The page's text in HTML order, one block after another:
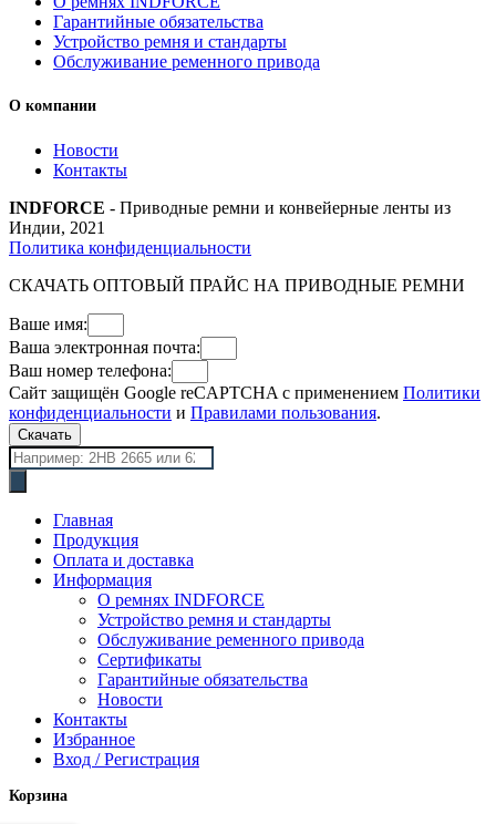
Гарантийные обязательства
Устройство ремня и стандарты
Обслуживание ременного привода
О компании
Новости
Контакты
INDFORCE - Приводные ремни и конвейерные ленты из
Индии, 2021
Политика конфиденциальности
СКАЧАТЬ ОПТОВЫЙ ПРАЙС НА ПРИВОДНЫЕ РЕМНИ
Ваше имя:
Ваша электронная почта:
Ваш номер телефона:
Сайт защищён Google reCAPTCHA с применением Политики
конфиденциальности и Правилами пользования.
Скачать
Поиск
товаров
Главная
Продукция
Оплата и доставка
Информация
О ремнях INDFORCE
Устройство ремня и стандарты
Обслуживание ременного привода
Сертификаты
Гарантийные обязательства
Новости
Контакты
Избранное
Вход / Регистрация
Корзина